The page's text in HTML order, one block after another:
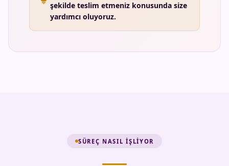
şekilde teslim etmeniz konusunda size
yardımcı oluyoruz.
SÜREÇ NASIL IŞLIYOR